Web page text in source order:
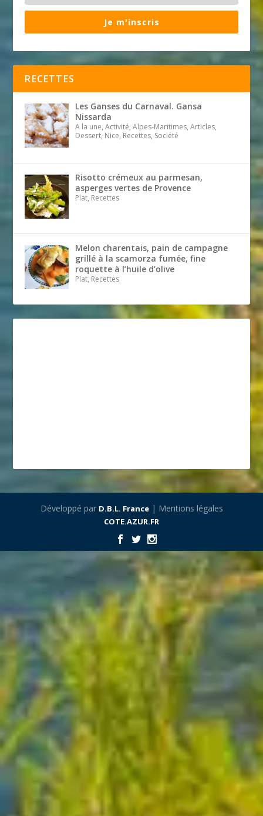
Je m'inscris
RECETTES
Les Ganses du Carnaval. Gansa
Nissarda
A la une, Activité, Alpes-Maritimes, Articles,
Dessert, Nice, Recettes, Société
Risotto crémeux au parmesan,
asperges vertes de Provence
Plat, Recettes
Melon charentais, pain de campagne
grillé à la scamorza fumée, fine
roquette à l’huile d’olive
Plat, Recettes
Développé par D.B.L. France| Mentions légales
COTE.AZUR.FR